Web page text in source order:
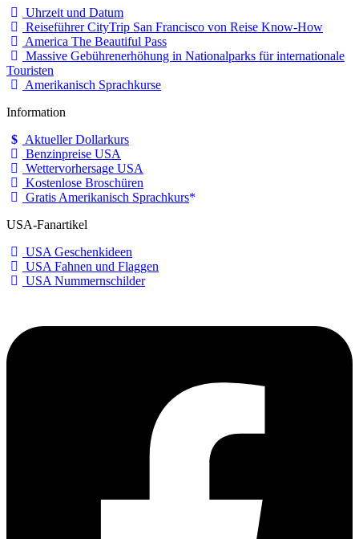
Uhrzeit und Datum
Reiseführer CityTrip San Francisco von Reise Know-How
America The Beautiful Pass
Massive Gebührenerhöhung in Nationalparks für internationale
Touristen
Amerikanisch Sprachkurse
Information
Aktueller Dollarkurs
Benzinpreise USA
Wettervorhersage USA
Kostenlose Broschüren
Gratis Amerikanisch Sprachkurs
USA-Fanartikel
USA Geschenkideen
USA Fahnen und Flaggen
USA Nummernschilder